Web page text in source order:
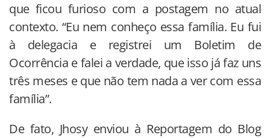
que ficou furioso com a postagem no atual
contexto. “Eu nem conheço essa família. Eu fui
à delegacia e registrei um Boletim de
Ocorrência e falei a verdade, que isso já faz uns
três meses e que não tem nada a ver com essa
família”.
De fato, Jhosy enviou à Reportagem do Blog